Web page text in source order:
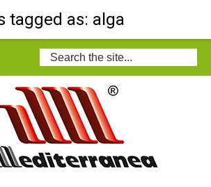
Search
...
tagged as: alga